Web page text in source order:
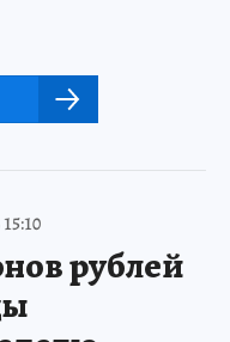
рублей